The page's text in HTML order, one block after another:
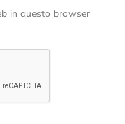
in questo browser